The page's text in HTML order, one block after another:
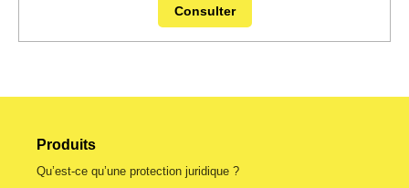
Consulter
Produits
Qu’est-ce qu’une protection juridique ?